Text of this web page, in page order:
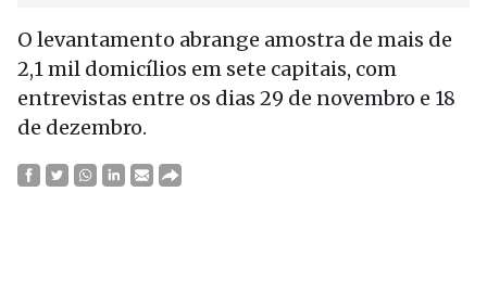
O levantamento abrange amostra de mais de
2,1 mil domicílios em sete capitais, com
entrevistas entre os dias 29 de novembro e 18
de dezembro.